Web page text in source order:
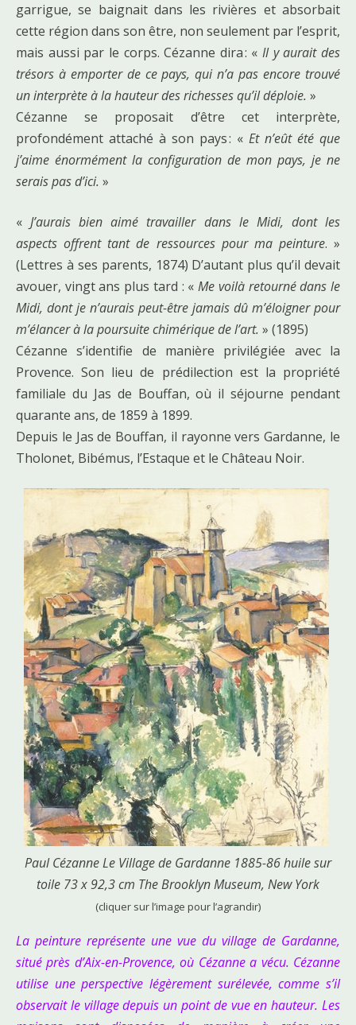
garrigue, se baignait dans les rivières et absorbait
cette région dans son être, non seulement par l’esprit,
mais aussi par le corps. Cézanne dira : «Il y aurait des
trésors à emporter de ce pays, qui n’a pas encore trouvé
un interprète à la hauteur des richesses qu’il déploie. »
Cézanne se proposait d’être cet interprète,
profondément attaché à son pays : « Et n’eût été que
j’aime énormément la configuration de mon pays, je ne
serais pas d’ici. »
«J’aurais bien aimé travailler dans le Midi, dont les
aspects offrent tant de ressources pour ma peinture. »
(Lettres à ses parents, 1874) D’autant plus qu’il devait
avouer, vingt ans plus tard : «Me voilà retourné dans le
Midi, dont je n’aurais peut-être jamais dû m’éloigner pour
m’élancer à la poursuite chimérique de l’art. » (1895)
Cézanne s’identifie de manière privilégiée avec la
Provence. Son lieu de prédilection est la propriété
familiale du Jas de Bouffan, où il séjourne pendant
quarante ans, de 1859 à 1899.
Depuis le Jas de Bouffan, il rayonne vers Gardanne, le
Tholonet, Bibémus, l’Estaque et le Château Noir.
Paul Cézanne Le Village de Gardanne 1885-86 huile sur
toile 73 x 92,3 cm The Brooklyn Museum, New York
(cliquer sur l’image pour l’agrandir)
La peinture représente une vue du village de Gardanne,
situé près d’Aix-en-Provence, où Cézanne a vécu. Cézanne
utilise une perspective légèrement surélevée, comme s’il
observait le village depuis un point de vue en hauteur. Les